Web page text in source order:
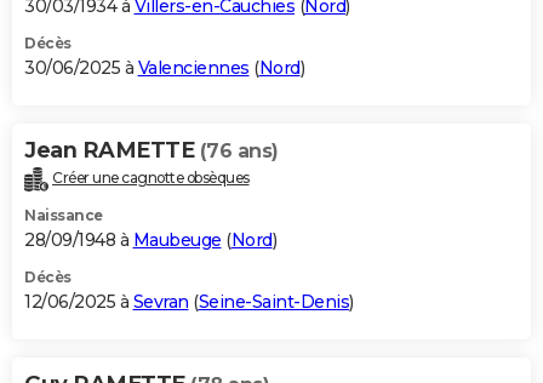
30/03/1934 à Villers-en-Cauchies (Nord)
Décès
30/06/2025 à Valenciennes (Nord)
Jean RAMETTE (76 ans)
Créer une cagnotte obsèques
Naissance
28/09/1948 à Maubeuge (Nord)
Décès
12/06/2025 à Sevran (Seine-Saint-Denis)